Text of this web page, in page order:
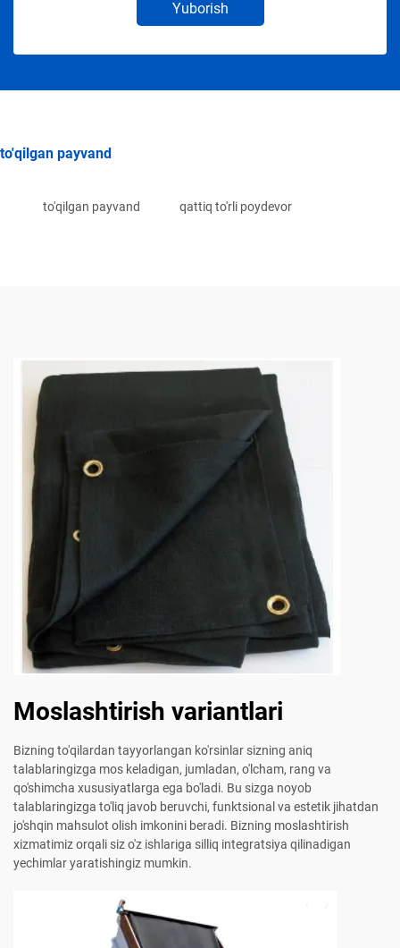
Yuborish
to'qilgan payvand
to'qilgan payvand qattiq to'rli poydevor
Moslashtirish variantlari
Bizning to'qilardan tayyorlangan ko'rsinlar sizning aniq
talablaringizga mos keladigan, jumladan, o'lcham, rang va
qo'shimcha xususiyatlarga ega bo'ladi. Bu sizga noyob
talablaringizga to'liq javob beruvchi, funktsional va estetik jihatdan
jo'shqin mahsulot olish imkonini beradi. Bizning moslashtirish
xizmatimiz orqali siz o'z ishlariga silliq integratsiya qilinadigan
yechimlar yaratishingiz mumkin.